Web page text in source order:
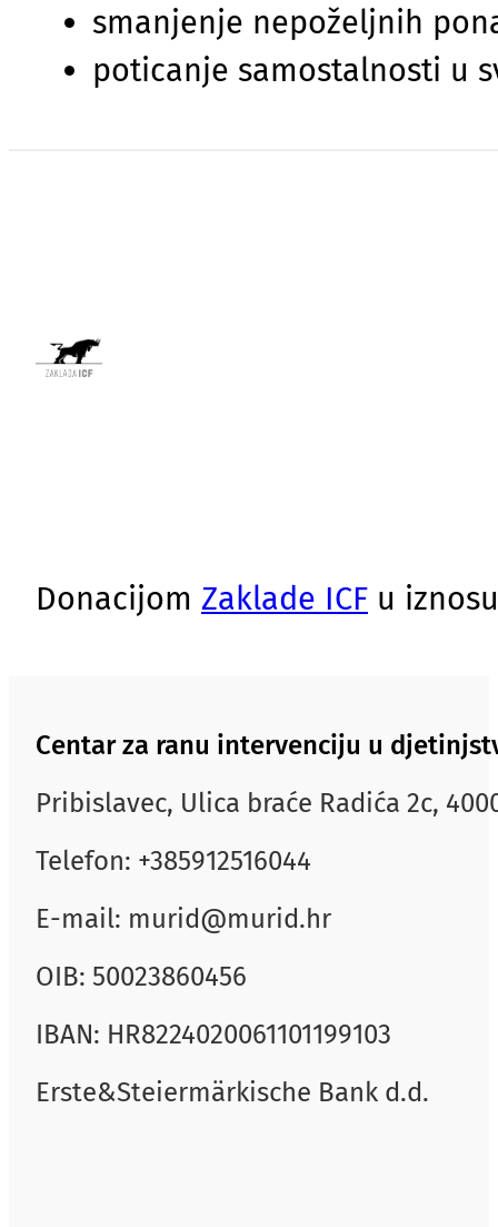
smanjenje nepoželjnih
poticanje samostalnosti u
Donacijom Zaklade ICF u
Centar za ranu intervenciju u
Pribislavec, Ulica braće Radića 2c,
Telefon: +385912516044
E-mail: murid@murid.hr
OIB: 50023860456
IBAN: HR8224020061101199103
Erste&Steiermärkische Bank d.d.